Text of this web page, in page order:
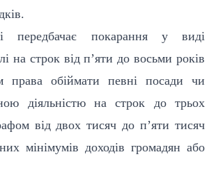
передбачає покарання у виді
на строк від п’яти до восьми років
права обіймати певні посади чи
діяльністю на строк до трьох
від двох тисяч до п’яти тисяч
мінімумів доходів громадян або